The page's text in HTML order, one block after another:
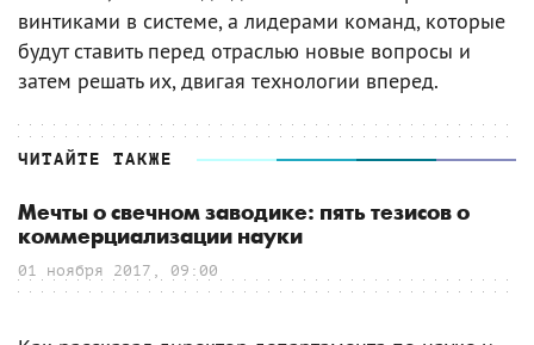
винтиками в системе, а лидерами команд, которые
будут ставить перед отраслью новые вопросы и
затем решать их, двигая технологии вперед.
ЧИТАЙТЕ ТАКЖЕ
Мечты о свечном заводике: пять тезисов о
коммерциализации науки
01 ноября 2017, 09:00